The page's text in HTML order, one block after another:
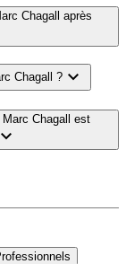
Chagall après
Chagall ? expand_more
Chagall est